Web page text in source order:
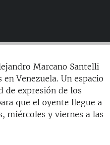
EN CUBA
LATINA
Marcano Santelli
Venezuela. Un espacio
de expresión de los
que el oyente llegue a
miércoles y viernes a las